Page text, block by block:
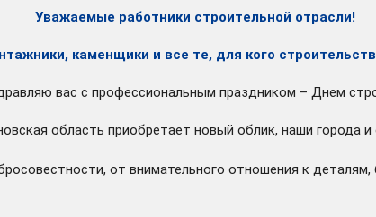
Уважаемые работники строительной отрасли!
каменщики и все те, для кого
вас с профессиональным праздником – Днем
область приобретает новый облик, наши города
от внимательного отношения к